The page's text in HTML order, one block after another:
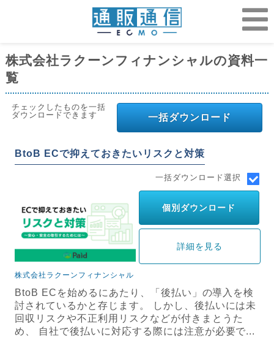
株式会社ラクーンフィナンシャルの資料一
覧
一括ダウンロード
チェックしたものを一括
ダウンロードできます
BtoB ECで抑えておきたいリスクと対策
一括ダウンロード選択
個別ダウンロード
詳細を見る
株式会社ラクーンフィナンシャル
BtoB ECを始めるにあたり、「後払い」の導入を検
討されているかと存じます。 しかし、後払いには未
回収リスクや不正利用リスクなどが付きまとうた
め、 自社で後払いに対応する際には注意が必要で...